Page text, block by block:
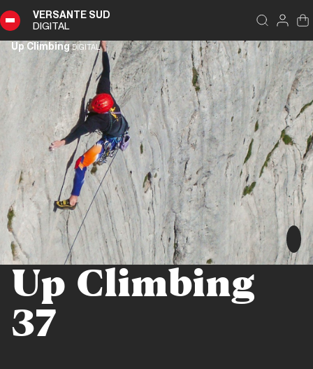
VERSANTE SUD
DIGITAL
Up Climbing
37
Up ClimbingDIGITAL